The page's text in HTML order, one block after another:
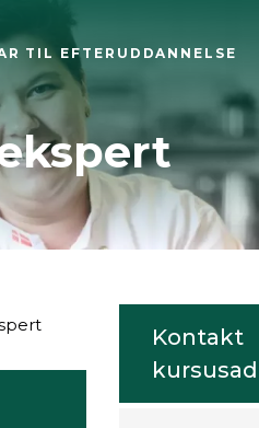
TIL EFTERUDDANNELSE
Kontakt